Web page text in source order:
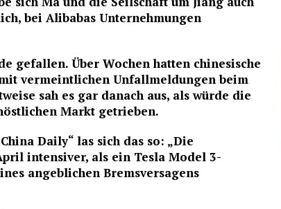
bei Alibabas Unternehmungen
gefallen. Über Wochen hatten chinesische
vermeintlichen Unfallmeldungen beim
sah es gar danach aus, als würde die
Markt getrieben.
Daily“ las sich das so: „Die
intensiver, als ein Tesla Model 3-
angeblichen Bremsversagens